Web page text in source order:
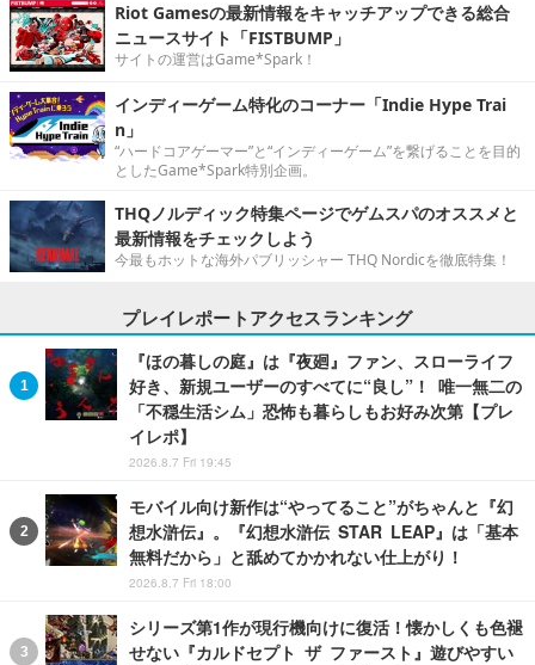
Riot Gamesの最新情報をキャッチアップできる総合
ニュースサイト「FISTBUMP」
サイトの運営はGame*Spark！
インディーゲーム特化のコーナー「Indie Hype Trai
n」
“ハードコアゲーマー”と“インディーゲーム”を繋げることを目的
としたGame*Spark特別企画。
THQノルディック特集ページでゲムスパのオススメと
最新情報をチェックしよう
今最もホットな海外パブリッシャー THQ Nordicを徹底特集！
プレイレポートアクセスランキング
『ほの暮しの庭』は『夜廻』ファン、スローライフ
好き、新規ユーザーのすべてに“良し”！ 唯一無二の
「不穏生活シム」恐怖も暮らしもお好み次第【プレ
イレポ】
2026.8.7 Fri 19:45
モバイル向け新作は“やってること”がちゃんと『幻
想水滸伝』。『幻想水滸伝 STAR LEAP』は「基本
無料だから」と舐めてかかれない仕上がり！
2026.8.7 Fri 18:00
シリーズ第1作が現行機向けに復活！懐かしくも色褪
せない『カルドセプト ザ ファースト』遊びやすい